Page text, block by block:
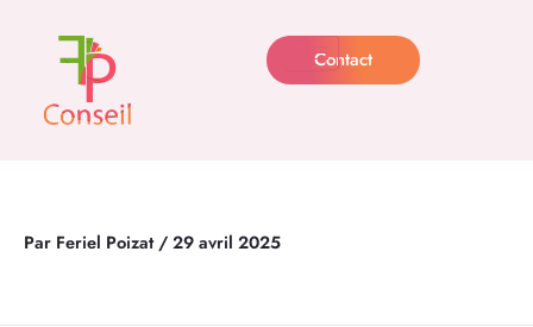
Contact
Par Feriel Poizat/29 avril 2025